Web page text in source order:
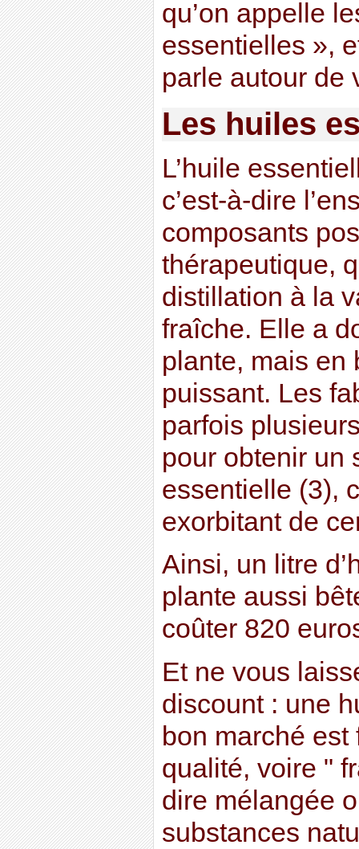
qu’on appelle
essentielles »,
parle autour de
Les huiles
L’huile
c’est-à-dire
composants
thérapeutique,
distillation à la
fraîche. Elle a
plante, mais en
puissant. Les
parfois
pour obtenir un
essentielle (3),
exorbitant de
Ainsi, un litre
plante aussi
coûter 820
Et ne vous
discount : une
bon marché
qualité, voire "
dire mélangée
substances